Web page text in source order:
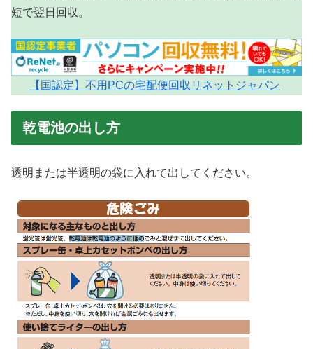
短で翌日回収。
【国認定】不用PCの宅配便回収リネットジャパン
乾電池の出し方
透明または半透明の袋に入れて出してください。